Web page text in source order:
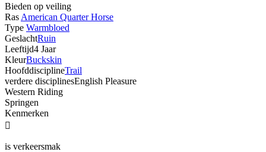
Bieden op veiling
Ras American Quarter Horse
Type Warmbloed
GeslachtRuin
Leeftijd4 Jaar
KleurBuckskin
HoofddisciplineTrail
verdere disciplinesEnglish Pleasure
Western Riding
Springen
Kenmerken

is verkeersmak